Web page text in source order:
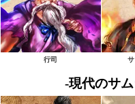
行司
-現代のサ